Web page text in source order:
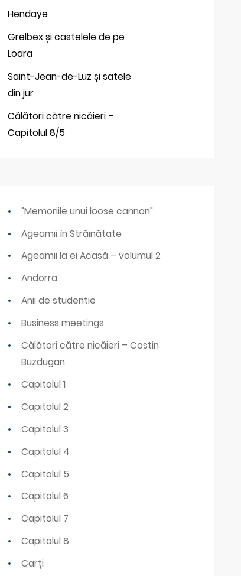
Hendaye
Grelbex și castelele de pe
Loara
Saint-Jean-de-Luz și satele
din jur
Călători către nicăieri –
Capitolul 8/5
"Memoriile unui loose cannon"
Ageamii în Străinătate
Ageamii la ei Acasă – volumul 2
Andorra
Anii de studentie
Business meetings
Călători către nicăieri – Costin
Buzdugan
Capitolul 1
Capitolul 2
Capitolul 3
Capitolul 4
Capitolul 5
Capitolul 6
Capitolul 7
Capitolul 8
Carți